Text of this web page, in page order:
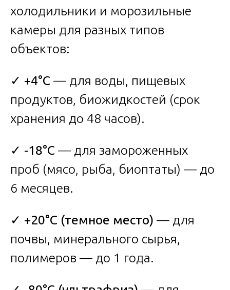
холодильники и морозильные
камеры для разных типов
объектов:
✓ +4°C — для воды, пищевых
продуктов, биожидкостей (срок
хранения до 48 часов).
✓ -18°C — для замороженных
проб (мясо, рыба, биоптаты) — до
6 месяцев.
✓ +20°C (темное место) — для
почвы, минерального сырья,
полимеров — до 1 года.